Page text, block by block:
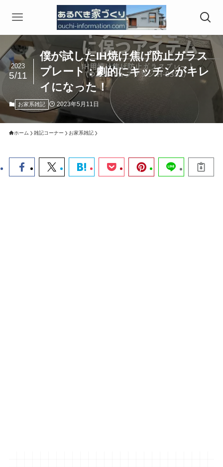
僕が試したIH焼け焦げ防止ガラス
プレート：劇的にキッチンがキレ
イになった！
2023
5/11
お家系雑記 2023年5月11日
ホーム 雑記コーナー お家系雑記